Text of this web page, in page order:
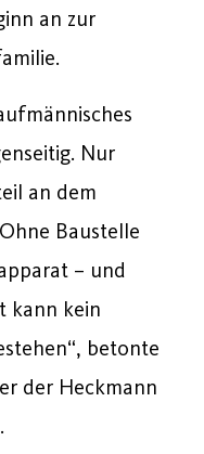
an zur
Nur
an dem
Baustelle
– und
kann kein
betonte
der Heckmann